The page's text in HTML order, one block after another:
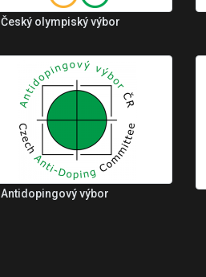
Český olympiský výbor
Antidopingový výbor